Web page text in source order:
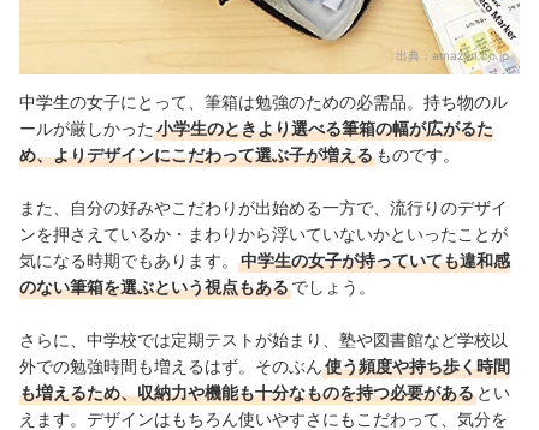
出典： amazon.co.jp
中学生の女子にとって、筆箱は勉強のための必需品。持ち物のル
ールが厳しかった 小学生のときより選べる筆箱の幅が広がるた
め、よりデザインにこだわって選ぶ子が増える ものです。
また、自分の好みやこだわりが出始める一方で、流行りのデザイ
ンを押さえているか・まわりから浮いていないかといったことが
気になる時期でもあります。
中学生の女子が持っていても違和感
のない筆箱を選ぶという視点もあるでしょう。
さらに、中学校では定期テストが始まり、塾や図書館など学校以
外での勉強時間も増えるはず。そのぶん使う頻度や持ち歩く時間
も増えるため、収納力や機能も十分なものを持つ必要がある とい
えます。デザインはもちろん使いやすさにもこだわって、気分を